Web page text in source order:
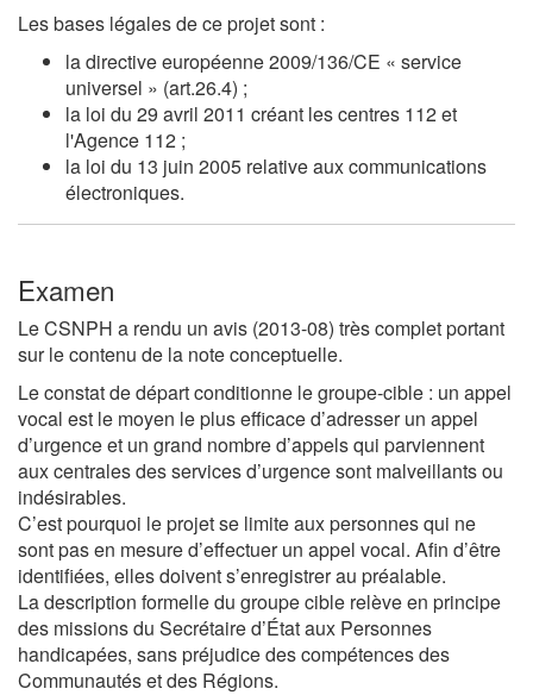
Les bases légales de ce projet sont :
la directive européenne 2009/136/CE « service
universel » (art.26.4) ;
la loi du 29 avril 2011 créant les centres 112 et
l'Agence 112 ;
la loi du 13 juin 2005 relative aux communications
électroniques.
Examen
Le CSNPH a rendu un avis (2013-08) très complet portant
sur le contenu de la note conceptuelle.
Le constat de départ conditionne le groupe-cible : un appel
vocal est le moyen le plus efficace d’adresser un appel
d’urgence et un grand nombre d’appels qui parviennent
aux centrales des services d’urgence sont malveillants ou
indésirables.
C’est pourquoi le projet se limite aux personnes qui ne
sont pas en mesure d’effectuer un appel vocal. Afin d’être
identifiées, elles doivent s’enregistrer au préalable.
La description formelle du groupe cible relève en principe
des missions du Secrétaire d’État aux Personnes
handicapées, sans préjudice des compétences des
Communautés et des Régions.